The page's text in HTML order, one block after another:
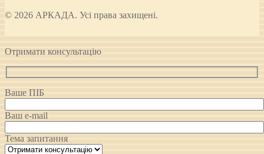
© 2026 АРКАДА. Усі права захищені.
Отримати консультацію
Ваше ПІБ
Ваш e-mail
Тема запитання